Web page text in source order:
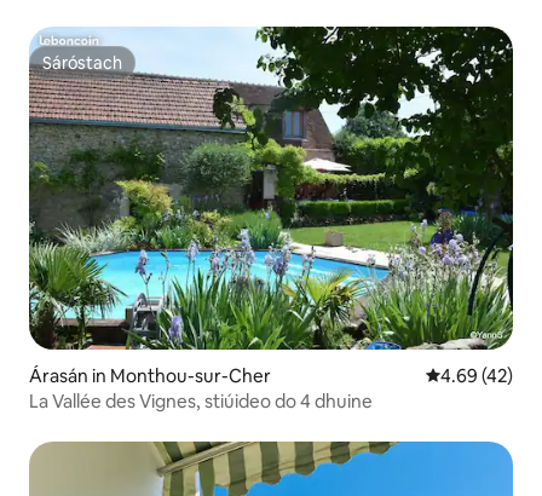
Sáróstach
Sáróstach
Árasán in Monthou-sur-Cher Meánrátáil
4.69 (42)
La Vallée des Vignes, stiúideo do 4 dhuine